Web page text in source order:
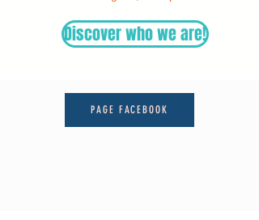
Discover who we are!
PAGE FACEBOOK